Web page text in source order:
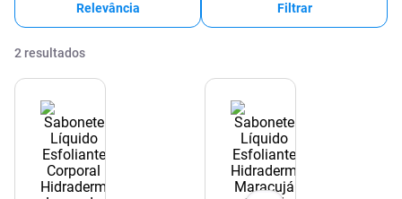
Relevância Filtrar
2 resultados